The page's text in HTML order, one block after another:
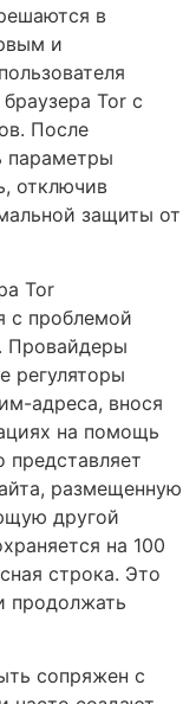
в
и
Tor с
После
параметры
отключив
защиты от
Tor
с проблемой
Провайдеры
регуляторы
адреса, внося
на помощь
представляет
размещенную
другой
на 100
строка. Это
продолжать
сопряжен с